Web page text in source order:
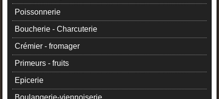
Poissonnerie
Boucherie - Charcuterie
Crémier - fromager
Primeurs - fruits
Epicerie